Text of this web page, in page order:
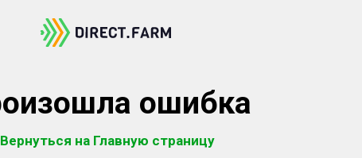
ошибка
Вернуться на Главную страницу